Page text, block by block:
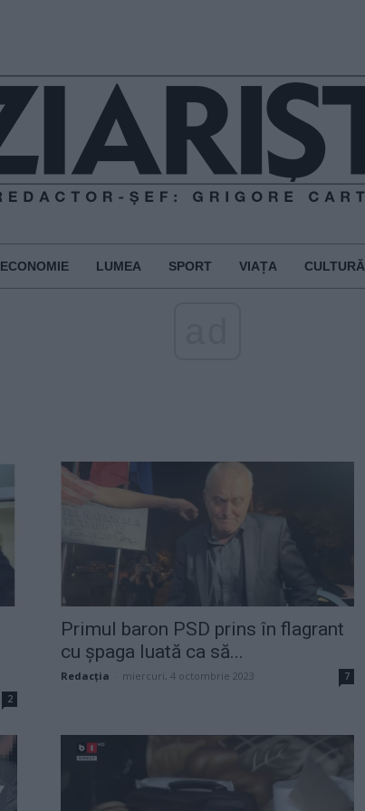
ECONOMIE LUMEA SPORT VIAȚA CULTURĂ
2
Primul baron PSD prins în flagrant
cu șpaga luată ca să...
Redacţia miercuri, 4 octombrie 2023 7